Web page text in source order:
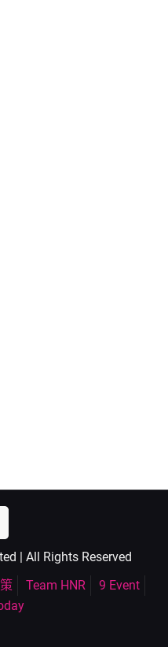
| All Rights Reserved
Team HNR
9 Event